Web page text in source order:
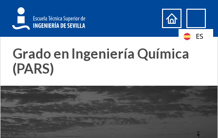
Formulario
de
búsqueda
Search
Grado en Ingeniería Química
(PARS)
ES